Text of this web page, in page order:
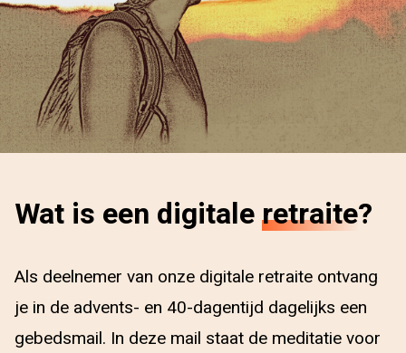
Wat is een digitaleretraite?
Als deelnemer van onze digitale retraite ontvang
je in de advents- en 40-dagentijd dagelijks een
gebedsmail. In deze mail staat de meditatie voor